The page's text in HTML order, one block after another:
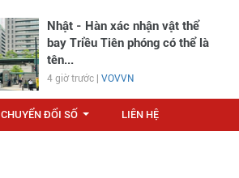
Nhật - Hàn xác nhận vật thể
bay Triều Tiên phóng có thể là
tên...
4 giờ trước | VOVVN
CHUYỂN ĐỔI SỐ LIÊN HỆ